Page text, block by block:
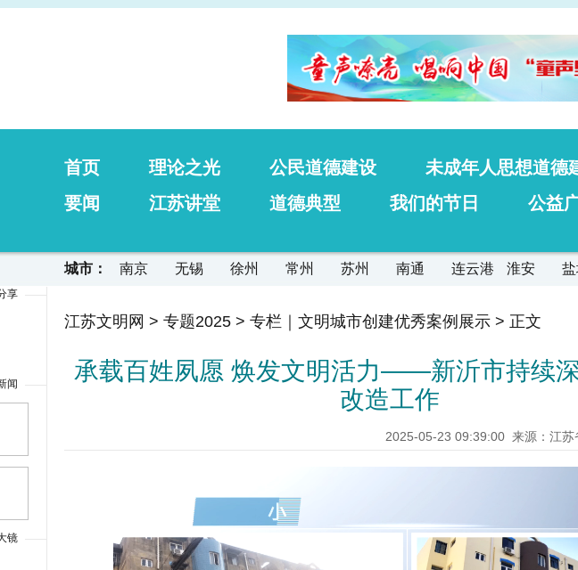
首页 理论之光 公民道德建设 未成年人思想道德
要闻
江苏讲堂 道德典型 我们的节日 公益
城市： 南京 无锡 徐州 常州 苏州 南通 连云港 淮安
江苏文明网 > 专题2025 > 专栏｜文明城市创建优秀案例展示 > 正文
承载百姓夙愿 焕发文明活力——新沂市持续
改造工作
2025-05-23 09:39:00 来源：江苏
享
闻
镜